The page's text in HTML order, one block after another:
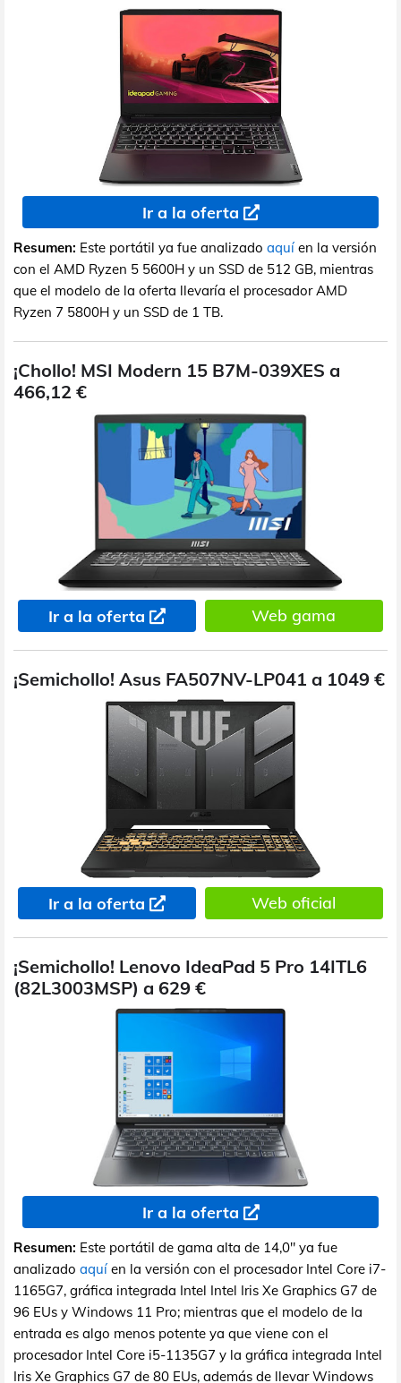
Ir a la oferta
Resumen: Este portátil ya fue analizado aquí en la versión
con el AMD Ryzen 5 5600H y un SSD de 512 GB, mientras
que el modelo de la oferta llevaría el procesador AMD
Ryzen 7 5800H y un SSD de 1 TB.
¡Chollo! MSI Modern 15 B7M-039XES a
466,12 €
Ir a la oferta Web gama
¡Semichollo! Asus FA507NV-LP041 a 1049 €
Ir a la oferta Web oficial
¡Semichollo! Lenovo IdeaPad 5 Pro 14ITL6
(82L3003MSP) a 629 €
Ir a la oferta
Resumen: Este portátil de gama alta de 14,0" ya fue
analizado aquí en la versión con el procesador Intel Core i7-
1165G7, gráfica integrada Intel Intel Iris Xe Graphics G7 de
96 EUs y Windows 11 Pro; mientras que el modelo de la
entrada es algo menos potente ya que viene con el
procesador Intel Core i5-1135G7 y la gráfica integrada Intel
Iris Xe Graphics G7 de 80 EUs, además de llevar Windows